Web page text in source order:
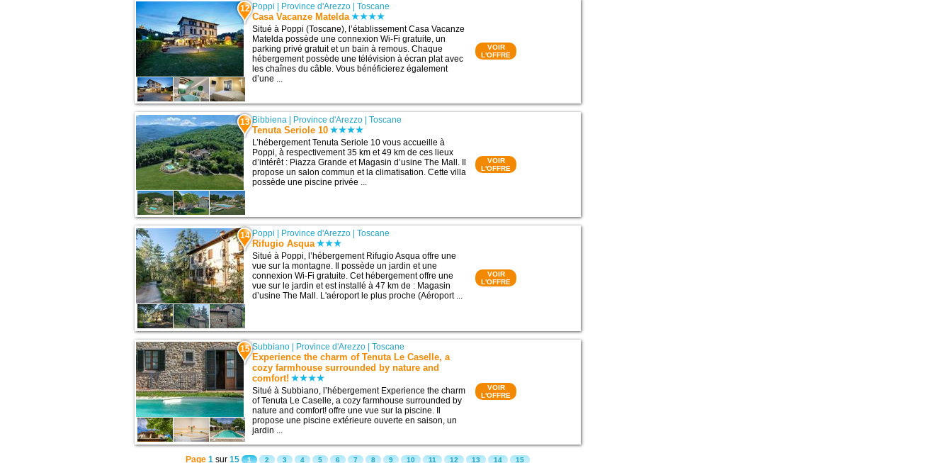
12 Poppi | Province d'Arezzo |Toscane
Casa Vacanze Matelda
Situé à Poppi (Toscane), l’établissement Casa Vacanze
Matelda possède une connexion Wi-Fi gratuite, un
parking privé gratuit et un bain à remous. Chaque
hébergement possède une télévision à écran plat avec
les chaînes du câble. Vous bénéficierez également
d’une ...
VOIR
L'OFFRE
13 Bibbiena | Province d'Arezzo |Toscane
Tenuta Seriole 10
L’hébergement Tenuta Seriole 10 vous accueille à
Poppi, à respectivement 35 km et 49 km de ces lieux
d’intérêt : Piazza Grande et Magasin d’usine The Mall. Il
propose un salon commun et la climatisation. Cette villa
possède une piscine privée ...
VOIR
L'OFFRE
14 Poppi Province d'Arezzo |Toscane
Rifugio Asqua
Situé à Poppi, l’hébergement Rifugio Asqua offre une
vue sur la montagne. Il possède un jardin et une
connexion Wi-Fi gratuite. Cet hébergement offre une
vue sur le jardin et est installé à 47 km de : Magasin
d’usine The Mall. L'aéroport le plus proche (Aéroport ...
VOIR
L'OFFRE
15 Subbiano Province d'Arezzo |Toscane
Experience the charm of Tenuta Le Caselle, a
cozy farmhouse surrounded by nature and
comfort!
Situé à Subbiano, l’hébergement Experience the charm
of Tenuta Le Caselle, a cozy farmhouse surrounded by
nature and comfort! offre une vue sur la piscine. Il
propose une piscine extérieure ouverte en saison, un
jardin ...
VOIR
L'OFFRE
Page 1 sur 15 1 2 3 4 5 6 7 8 9 10 11 12 13 14 15